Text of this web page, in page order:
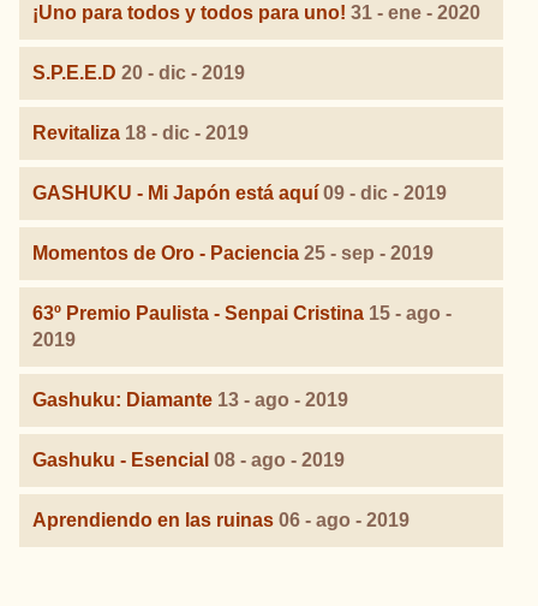
¡Uno para todos y todos para uno! 31 - ene - 2020
S.P.E.E.D 20 - dic - 2019
Revitaliza 18 - dic - 2019
GASHUKU - Mi Japón está aquí 09 - dic - 2019
Momentos de Oro - Paciencia 25 - sep - 2019
63º Premio Paulista - Senpai Cristina 15 - ago -
2019
Gashuku: Diamante 13 - ago - 2019
Gashuku - Esencial 08 - ago - 2019
Aprendiendo en las ruinas 06 - ago - 2019